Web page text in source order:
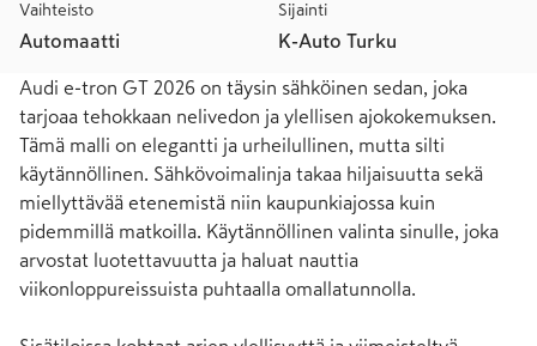
Vaihteisto
Automaatti
Sijainti
K-Auto Turku
Audi e-tron GT 2026 on täysin sähköinen sedan, joka
tarjoaa tehokkaan nelivedon ja ylellisen ajokokemuksen.
Tämä malli on elegantti ja urheilullinen, mutta silti
käytännöllinen. Sähkövoimalinja takaa hiljaisuutta sekä
miellyttävää etenemistä niin kaupunkiajossa kuin
pidemmillä matkoilla. Käytännöllinen valinta sinulle, joka
arvostat luotettavuutta ja haluat nauttia
viikonloppureissuista puhtaalla omallatunnolla.